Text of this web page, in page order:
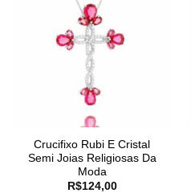
Crucifixo Rubi E Cristal
Semi Joias Religiosas Da
Moda
R$124,00